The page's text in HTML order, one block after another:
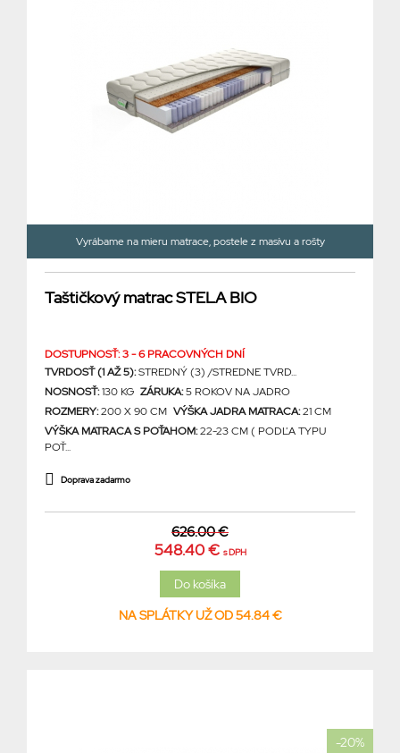
Vyrábame na mieru matrace, postele z masívu a rošty
Taštičkový matrac STELA BIO
DOSTUPNOSŤ: 3 - 6 PRACOVNÝCH DNÍ
TVRDOSŤ (1 AŽ 5):STREDNÝ (3) /STREDNE TVRD...
NOSNOSŤ:130 KG ZÁRUKA:5 ROKOV NA JADRO
ROZMERY:200 X 90 CM VÝŠKA JADRA MATRACA:21 CM
VÝŠKA MATRACA S POŤAHOM:22-23 CM ( PODĽA TYPU
POŤ...
Doprava zadarmo
626.00 €
548.40 € s DPH
NA SPLÁTKY UŽ OD 54.84 €
-20%